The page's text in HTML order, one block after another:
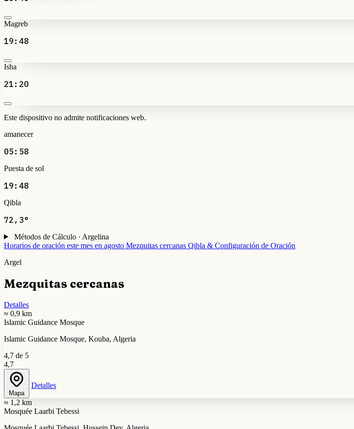
Magreb
19:48
Isha
21:20
Este dispositivo no admite notificaciones web.
amanecer
05:58
Puesta de sol
19:48
Qibla
72,3°
Métodos de Cálculo · Argelina
Horarios de oración este mes en agosto Mezquitas cercanas Qibla & Configuración de Oración
Argel
Mezquitas cercanas
Detalles
≈ 0,9 km
Islamic Guidance Mosque
Islamic Guidance Mosque, Kouba, Algeria
4,7 de 5
4,7
Mapa
Detalles
≈ 1,2 km
Mosquée Laarbi Tebessi